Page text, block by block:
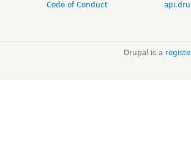
Code of Conduct
Drupal is a